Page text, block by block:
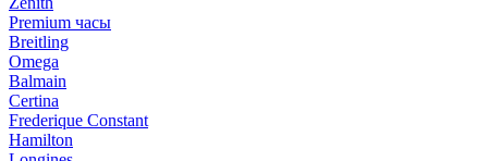
Premium часы
Breitling
Omega
Balmain
Certina
Frederique Constant
Hamilton